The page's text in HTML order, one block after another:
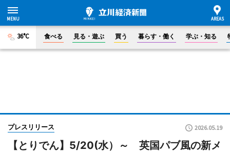
36°C 食べる 見る・遊ぶ 買う 暮らす・働く 学ぶ・知る
プレスリリース 2026.05.19
【とりでん】5/20(水）～ 英国パブ風の新メ